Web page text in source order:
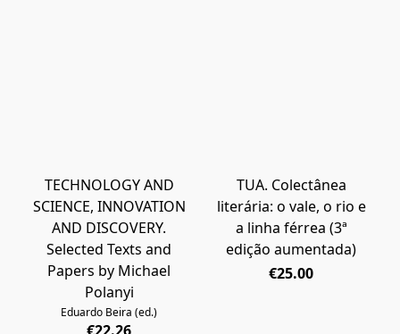
TECHNOLOGY AND
SCIENCE, INNOVATION
AND DISCOVERY.
Selected Texts and
Papers by Michael
Polanyi
Eduardo Beira (ed.)
TUA. Colectânea
literária: o vale, o rio e
a linha férrea (3ª
edição aumentada)
€25.00